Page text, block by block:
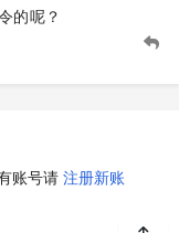
的呢？
账号请 注册新账